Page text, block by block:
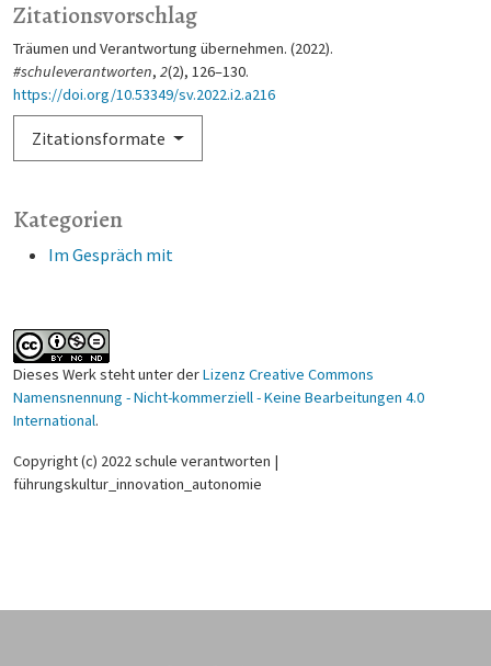
Kategorien
Im Gespräch mit
Zitationsvorschlag
Träumen und Verantwortung übernehmen. (2022).
#schuleverantworten, 2(2), 126–130.
https://doi.org/10.53349/sv.2022.i2.a216
Zitationsformate
Dieses Werk steht unter derLizenz Creative Commons
Namensnennung - Nicht-kommerziell - Keine Bearbeitungen 4.0
International.
Copyright (c) 2022 schule verantworten |
führungskultur_innovation_autonomie